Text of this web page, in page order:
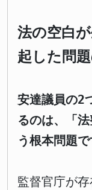
法の空白
起した問
安達議員の2
るのは、「
う根本問題で
監督官庁が